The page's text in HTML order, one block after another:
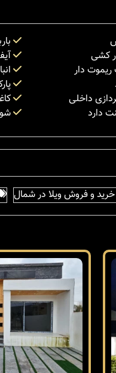
کشی
دار
داخلی
دارد
خرید و فروش ویلا در شمال